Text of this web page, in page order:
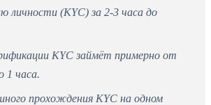
личности (KYC) за 2-3 часа до
KYC займёт примерно от
1 часа.
прохождения KYC на одном